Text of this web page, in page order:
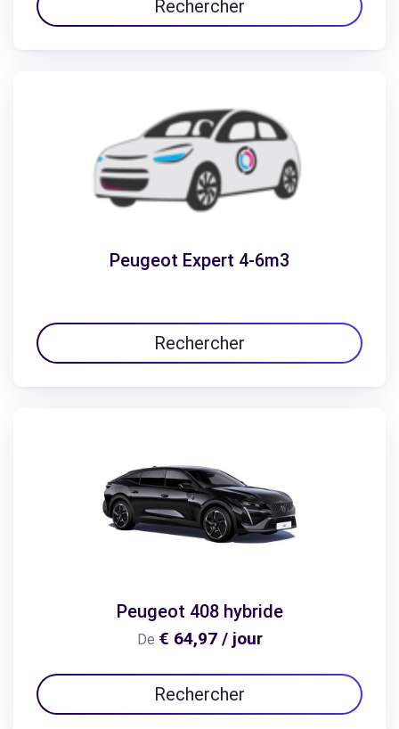
Rechercher
Peugeot Expert 4-6m3
Rechercher
Peugeot 408 hybride
De € 64,97 / jour
Rechercher